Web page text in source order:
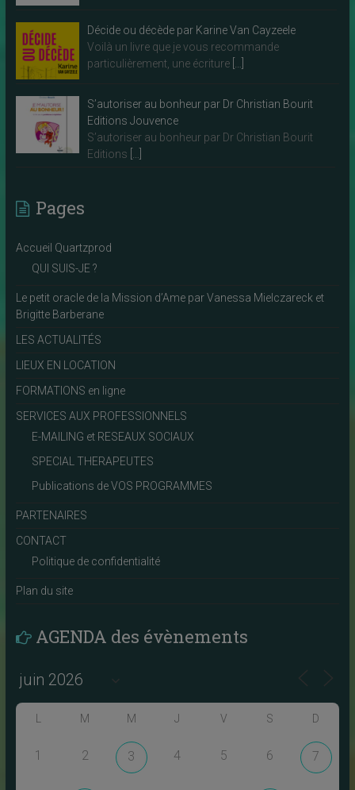
Décide ou décède par Karine Van Cayzeele
Voilà un livre que je vous recommande
particulièrement, une écriture
S’autoriser au bonheur par Dr Christian Bourit
Editions Jouvence
S’autoriser au bonheur par Dr Christian Bourit
Editions
Pages
Accueil Quartzprod
QUI SUIS-JE ?
Le petit oracle de la Mission d’Ame par Vanessa Mielczareck et
Brigitte Barberane
LES ACTUALITÉS
LIEUX EN LOCATION
FORMATIONS en ligne
SERVICES AUX PROFESSIONNELS
E-MAILING et RESEAUX SOCIAUX
SPECIAL THERAPEUTES
Publications de VOS PROGRAMMES
PARTENAIRES
CONTACT
Politique de confidentialité
Plan du site
AGENDA des évènements
M M J V S D
1 2 3 4 5 6 7